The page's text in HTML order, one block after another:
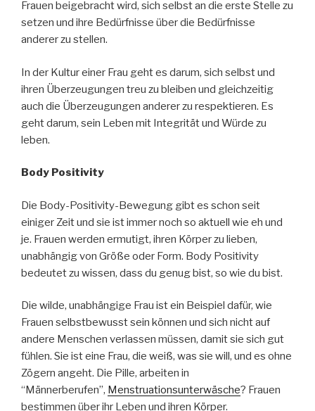
Frauen beigebracht wird, sich selbst an die erste Stelle zu
setzen und ihre Bedürfnisse über die Bedürfnisse
anderer zu stellen.
In der Kultur einer Frau geht es darum, sich selbst und
ihren Überzeugungen treu zu bleiben und gleichzeitig
auch die Überzeugungen anderer zu respektieren. Es
geht darum, sein Leben mit Integrität und Würde zu
leben.
Body Positivity
Die Body-Positivity-Bewegung gibt es schon seit
einiger Zeit und sie ist immer noch so aktuell wie eh und
je. Frauen werden ermutigt, ihren Körper zu lieben,
unabhängig von Größe oder Form. Body Positivity
bedeutet zu wissen, dass du genug bist, so wie du bist.
Die wilde, unabhängige Frau ist ein Beispiel dafür, wie
Frauen selbstbewusst sein können und sich nicht auf
andere Menschen verlassen müssen, damit sie sich gut
fühlen. Sie ist eine Frau, die weiß, was sie will, und es ohne
Zögern angeht. Die Pille, arbeiten in
“Männerberufen”, Menstruationsunterwäsche? Frauen
bestimmen über ihr Leben und ihren Körper.